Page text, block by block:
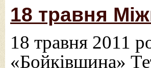
18 травня
18 травня 2011
«Бойківщина»